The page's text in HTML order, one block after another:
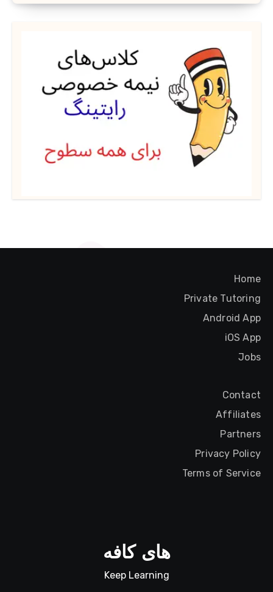
Home
Private Tutoring
Android App
iOS App
Jobs
Contact
Affiliates
Partners
Privacy Policy
Terms of Service
های کافه
Keep Learning